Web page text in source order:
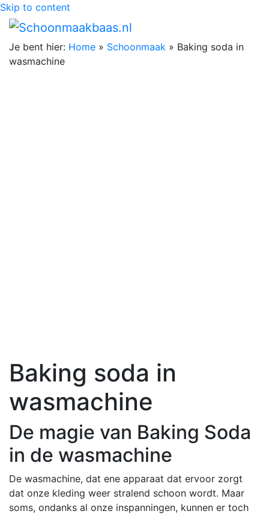
Skip to content
Je bent hier: Home » Schoonmaak » Baking soda in
wasmachine
Baking soda in
wasmachine
De magie van Baking Soda
in de wasmachine
De wasmachine, dat ene apparaat dat ervoor zorgt
dat onze kleding weer stralend schoon wordt. Maar
soms, ondanks al onze inspanningen, kunnen er toch